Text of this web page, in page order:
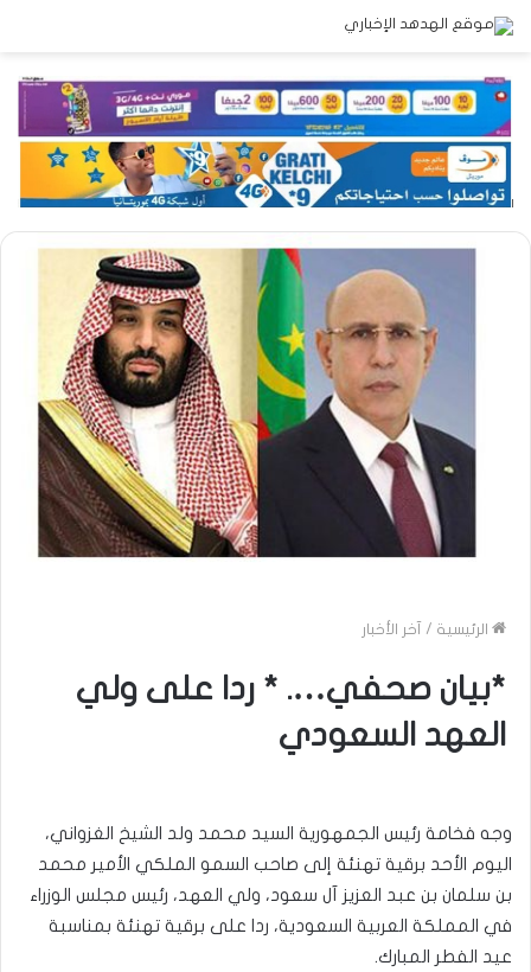
الرئيسية / آخر الأخبار
*بيان صحفي…. * ردا على ولي
العهد السعودي
وجه فخامة رئيس الجمهورية السيد محمد ولد الشيخ الغزواني،
اليوم الأحد برقية تهنئة إلى صاحب السمو الملكي الأمير محمد
بن سلمان بن عبد العزيز آل سعود، ولي العهد، رئيس مجلس الوزراء
في المملكة العربية السعودية، ردا على برقية تهنئة بمناسبة
عيد الفطر المبارك.